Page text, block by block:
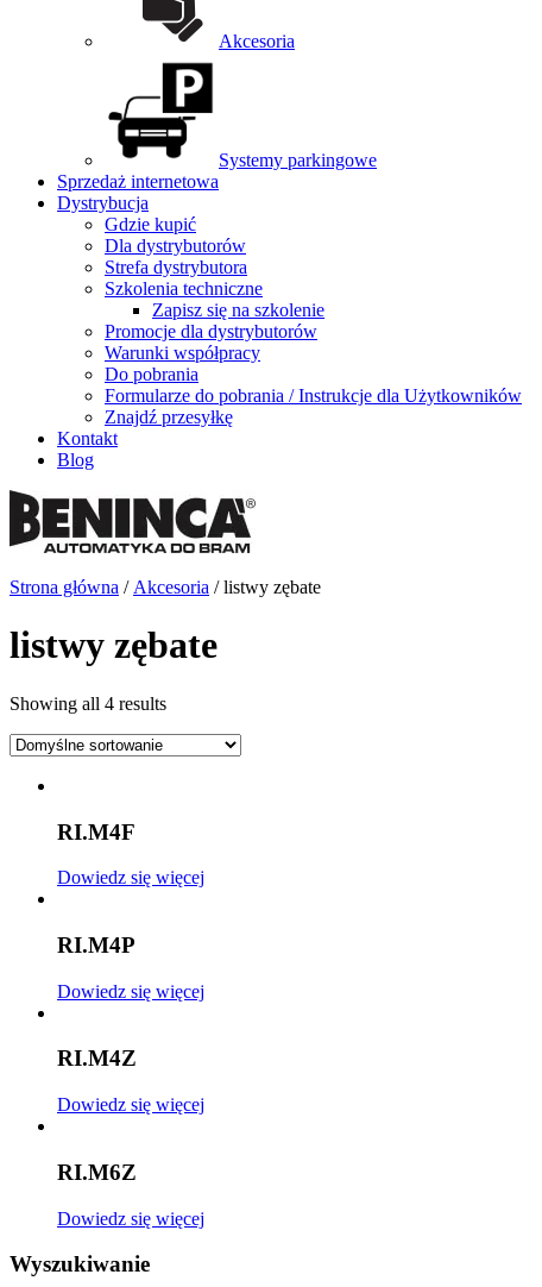
Akcesoria
Systemy parkingowe
Sprzedaż internetowa
Dystrybucja
Gdzie kupić
Dla dystrybutorów
Strefa dystrybutora
Szkolenia techniczne
Zapisz się na szkolenie
Promocje dla dystrybutorów
Warunki współpracy
Do pobrania
Formularze do pobrania / Instrukcje dla Użytkowników
Znajdź przesyłkę
Kontakt
Blog
Strona główna / Akcesoria / listwy zębate
listwy zębate
Showing all 4 results
RI.M4F
Dowiedz się więcej
RI.M4P
Dowiedz się więcej
RI.M4Z
Dowiedz się więcej
RI.M6Z
Dowiedz się więcej
Wyszukiwanie